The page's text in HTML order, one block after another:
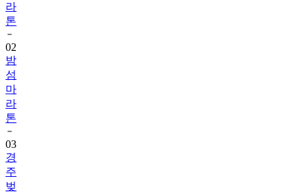
라
톤
02
밤
섬
마
라
톤
03
경
주
벚